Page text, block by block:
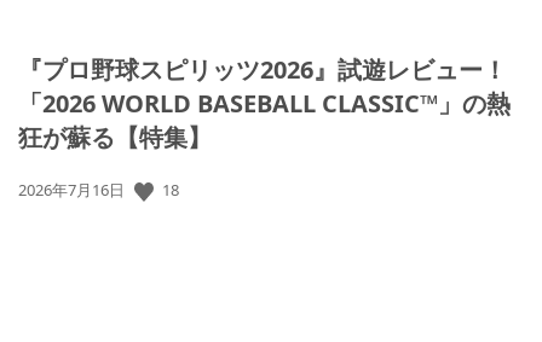
『プロ野球スピリッツ2026』試遊レビュー！
「2026 WORLD BASEBALL CLASSIC™」の熱
狂が蘇る【特集】
公
2026年7月16日 18